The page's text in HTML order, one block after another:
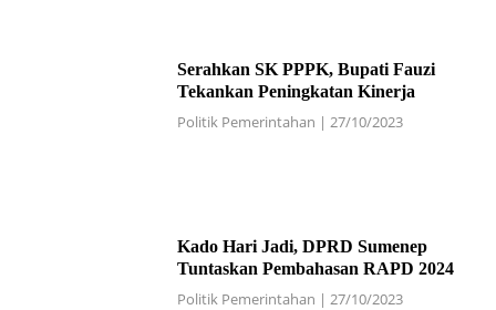
Serahkan SK PPPK, Bupati Fauzi
Tekankan Peningkatan Kinerja
Politik Pemerintahan | 27/10/2023
Kado Hari Jadi, DPRD Sumenep
Tuntaskan Pembahasan RAPD 2024
Politik Pemerintahan | 27/10/2023